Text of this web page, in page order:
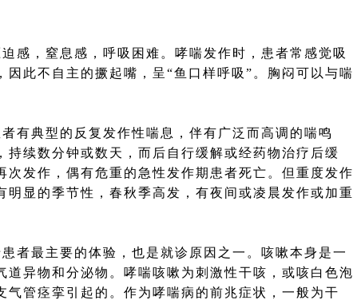
，窒息感，呼吸困难。哮喘发作时，患者常感觉吸
因此不自主的撅起嘴，呈“鱼口样呼吸”。胸闷可以与喘
典型的反复发作性喘息，伴有广泛而高调的喘鸣
持续数分钟或数天，而后自行缓解或经药物治疗后缓
次发作，偶有危重的急性发作期患者死亡。但重度发作
明显的季节性，春秋季高发，有夜间或凌晨发作或加重
最主要的体验，也是就诊原因之一。咳嗽本身是一
道异物和分泌物。哮喘咳嗽为刺激性干咳，或咳白色泡
气管痉挛引起的。作为哮喘病的前兆症状，一般为干